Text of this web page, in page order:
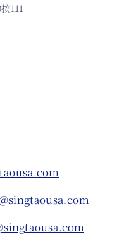
111